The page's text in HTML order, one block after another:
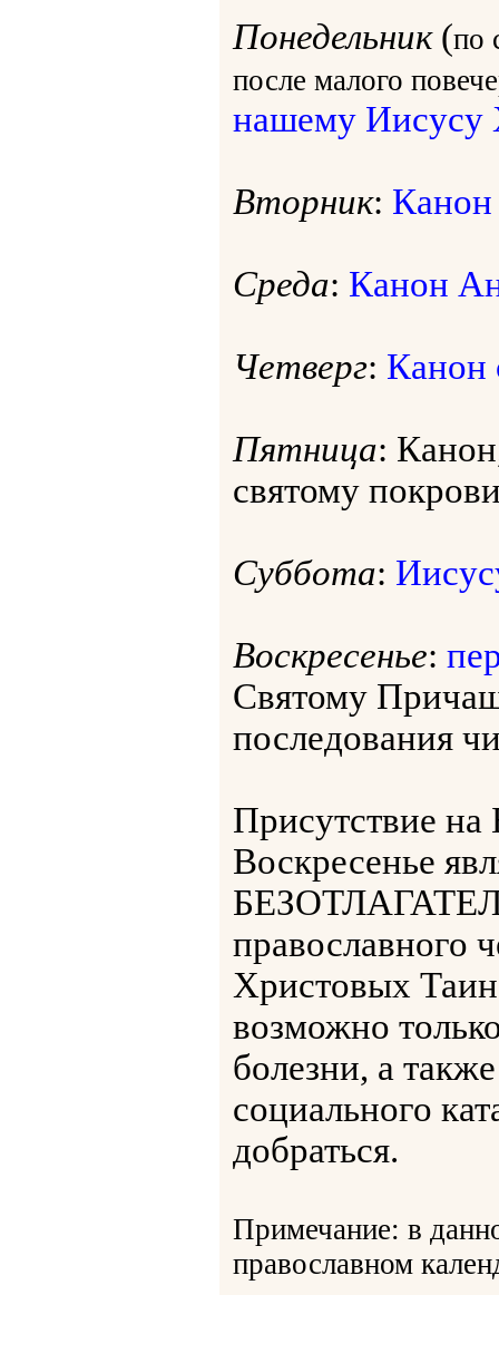
Понедельник(по
после малого
нашему Иисусу
Вторник: Канон
Среда: Канон
Четверг: Канон
Пятница:
святому
Суббота:
Воскресенье:
Святому
последования
Присутствие
Воскресенье
православного
Христовых
возможно
болезни, а
социального
добраться.
Примечание: в
православном